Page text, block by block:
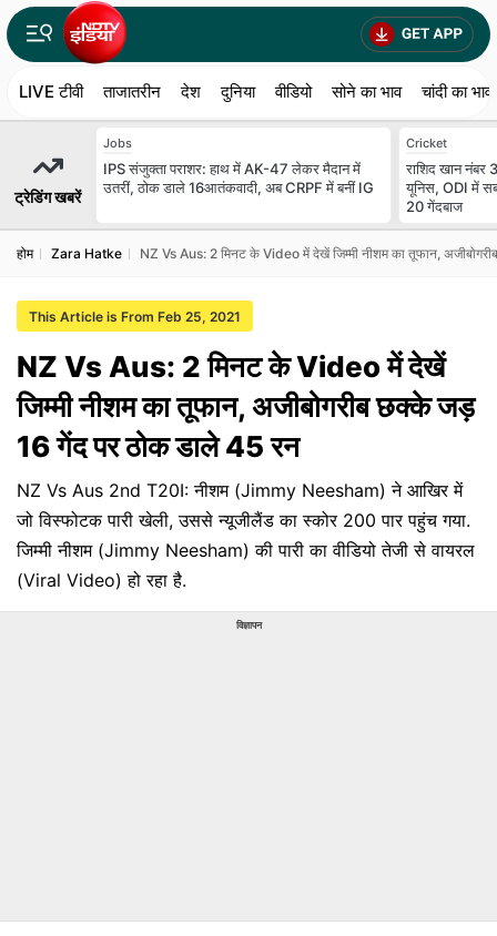
LIVE टीवी ताजातरीन देश दुनिया वीडियो सोने का भाव चांदी का भाव
ट्रेडिंग खबरें
Jobs
IPS संजुक्ता पराशर: हाथ में AK-47 लेकर मैदान में
उतरीं, ठोक डाले 16आतंकवादी, अब CRPF में बनीं IG
Cricket
राशिद खान
यूनिस, ODI में
20 गेंदबाज
होम Zara Hatke NZ Vs Aus: 2 मिनट के Video में देखें जिम्मी नीशम का तूफान,
This Article is From Feb 25, 2021
NZ Vs Aus: 2 मिनट के Video में देखें
जिम्मी नीशम का तूफान, अजीबोगरीब छक्के जड़
16 गेंद पर ठोक डाले 45 रन
NZ Vs Aus 2nd T20I: नीशम (Jimmy Neesham) ने आखिर में
जो विस्फोटक पारी खेली, उससे न्यूजीलैंड का स्कोर 200 पार पहुंच गया.
जिम्मी नीशम (Jimmy Neesham) की पारी का वीडियो तेजी से वायरल
(Viral Video) हो रहा है.
विज्ञापन